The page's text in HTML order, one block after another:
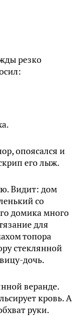
резко
опоясался и
его лыж.
Видит: дом
со
домика много
для
топора
стеклянной
дочь.
веранде.
кровь. А
руки.